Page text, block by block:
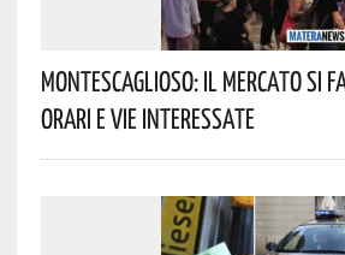
Montescaglioso: Il Mercato Si
Orari E Vie Interessate